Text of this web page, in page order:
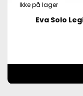
Ikke på lager
Eva Solo